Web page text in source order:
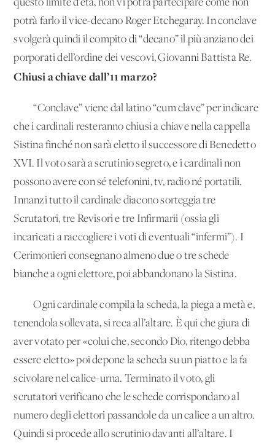
questo limite d’età, non vi potrà partecipare come non
potrà farlo il vice-decano Roger Etchegaray. In conclave
svolgerà quindi il compito di “decano” il più anziano dei
porporati dell’ordine dei vescovi, Giovanni Battista Re.
Chiusi a chiave dall’11 marzo?
“Conclave” viene dal latino “cum clave” per indicare
che i cardinali resteranno chiusi a chiave nella cappella
Sistina finché non sarà eletto il successore di Benedetto
XVI. Il voto sarà a scrutinio segreto, e i cardinali non
possono avere con sé telefonini, tv, radio né portatili.
Innanzi tutto il cardinale diacono sorteggia tre
Scrutatori, tre Revisori e tre Infirmarii (ossia gli
incaricati a raccogliere i voti di eventuali “infermi”). I
Cerimonieri consegnano almeno due o tre schede
bianche a ogni elettore, poi abbandonano la Sistina.
Ogni cardinale compila la scheda, la piega a metà e,
tenendola sollevata, si reca all’altare. È qui che giura di
aver votato per «colui che, secondo Dio, ritengo debba
essere eletto» poi depone la scheda su un piatto e la fa
scivolare nel calice-urna. Terminato il voto, gli
scrutatori verificano che le schede corrispondano al
numero degli elettori passandole da un calice a un altro.
Quindi si procede allo scrutinio davanti all’altare. I